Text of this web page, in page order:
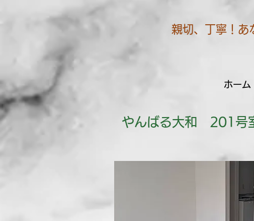
親切、丁寧！あ
ホーム
やんばる大和 201